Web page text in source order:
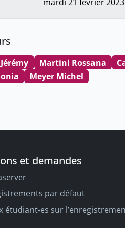
Martini Rossana
Meyer Michel
et demandes
par défaut
étudiant-es sur